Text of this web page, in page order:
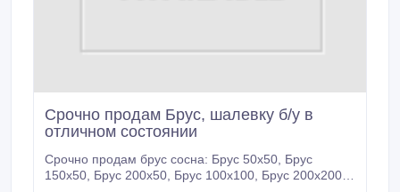
Срочно продам Брус, шалевку б/у в
отличном состоянии
Срочно продам брус сосна: Брус 50х50, Брус
150х50, Брус 200х50, Брус 100х100, Брус 200х200.